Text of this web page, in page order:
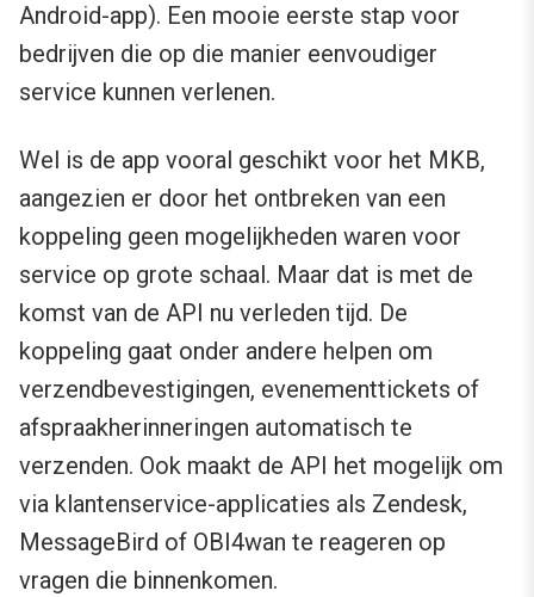
Android-app). Een mooie eerste stap voor
bedrijven die op die manier eenvoudiger
service kunnen verlenen.
Wel is de app vooral geschikt voor het MKB,
aangezien er door het ontbreken van een
koppeling geen mogelijkheden waren voor
service op grote schaal. Maar dat is met de
komst van de API nu verleden tijd. De
koppeling gaat onder andere helpen om
verzendbevestigingen, evenementtickets of
afspraakherinneringen automatisch te
verzenden. Ook maakt de API het mogelijk om
via klantenservice-applicaties als Zendesk,
MessageBird of OBI4wan te reageren op
vragen die binnenkomen.